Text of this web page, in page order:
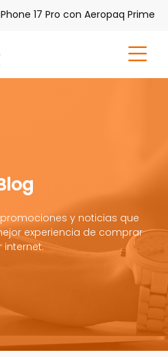
17 Pro con Aeropaq Prime
y noticias que
experiencia de comprar
internet.